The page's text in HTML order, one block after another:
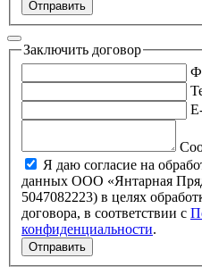
Отправить
Заключить договор
Я даю согласие на
данных ООО «Янтарная
5047082223) в целях обработки запроса и заключение
договора, в соответствии с
конфиденциальности.
Отправить